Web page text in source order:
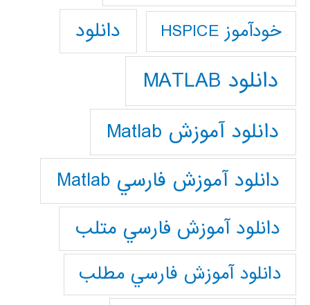
خودآموز HSPICE دانلود
دانلود MATLAB
دانلود آموزش Matlab
دانلود آموزش فارسي Matlab
دانلود آموزش فارسي متلب
دانلود آموزش فارسي مطلب